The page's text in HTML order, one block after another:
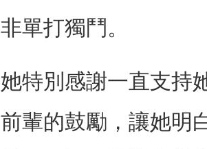
非單打獨鬥。
她特別感謝一直支持
前輩的鼓勵，讓她明